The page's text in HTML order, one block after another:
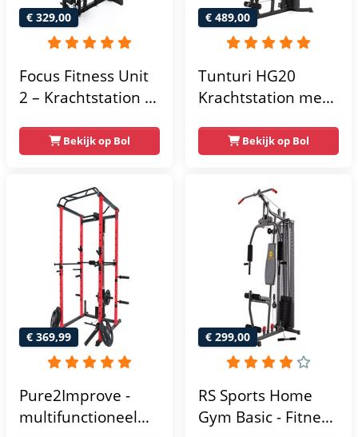
€ 329,00
Focus Fitness Unit
2 – Krachtstation –
– Lat Pulley
Bekijk op Bol
€ 489,00
Tunturi HG20
Krachtstation met
Compacte home
gym met lat pulley
krachtstation voor
thuis - Compact en
multifunctioneel -
Incl. gratis fitness
Bekijk op Bol
€ 369,99
Pure2Improve -
multifunctioneel
€ 299,00
RS Sports Home
Gym Basic - Fitness